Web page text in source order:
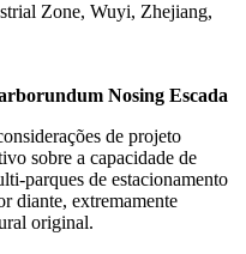
Zone, Wuyi, Zhejiang,
Nosing Escada
de projeto
sobre a capacidade de
parques de estacionamento
diante, extremamente
original.